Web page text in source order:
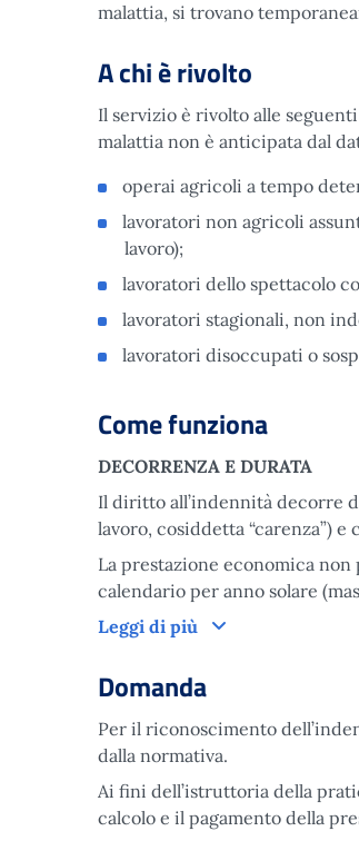
malattia, si trovano
A chi è rivolto
Il servizio è rivolto alle
malattia non è anticipata dal
operai agricoli a tempo
lavoratori non agricoli
lavoro);
lavoratori dello spettacolo
lavoratori stagionali, non
lavoratori disoccupati o
Come funziona
DECORRENZA E DURATA
Il diritto all’indennità decorre
lavoro, cosiddetta “carenza”)
La prestazione economica
calendario per anno solare
Leggi di più
Come funziona
Domanda
Per il riconoscimento
dalla normativa.
Ai fini dell’istruttoria della
calcolo e il pagamento della